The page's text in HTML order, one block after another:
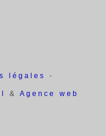
légales -
&Agence web